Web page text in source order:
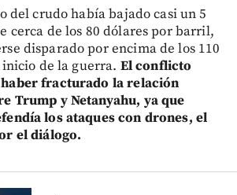
del crudo había bajado casi un 5
cerca de los 80 dólares por barril,
disparado por encima de los 110
de la guerra. El conflicto
fracturado la relación
Trump y Netanyahu, ya que
los ataques con drones, el
el diálogo.